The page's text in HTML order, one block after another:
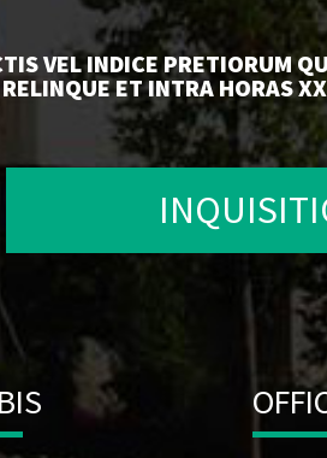
VEL INDICE PRETIORUM
ET INTRA HORAS